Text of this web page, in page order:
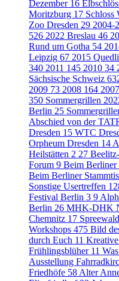
Dezember 16
Moritzburg 17 Schloss
Zoo Dresden 29 2004-
526 2022 Breslau 46
Rund um Gotha 54
Leipzig 67 2015
340 2011 145 2010 34
Sächsische Schweiz
2009 73 2008 164 2007
350 Sommergrillen
Berlin 25
Abschied von der
Dresden 15 WTC
Orpheum Dresden 14
Heilstätten 2 27
Forum 9 Beim Berliner
Beim Berliner
Sonstige Usertreffen
Festival Berlin 3 9
Berlin 26 MHK-DHK
Chemnitz 17
Workshops 475 Bild
durch Euch 11
Frühlingsblüher 11
Ausstellung
Friedhöfe 58 Alter